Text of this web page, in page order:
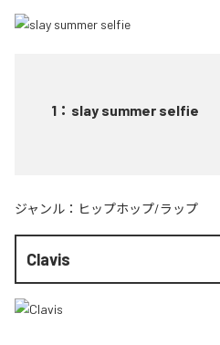
1 ： slay summer selfie
ジャンル： ヒップホップ/ラップ
Clavis